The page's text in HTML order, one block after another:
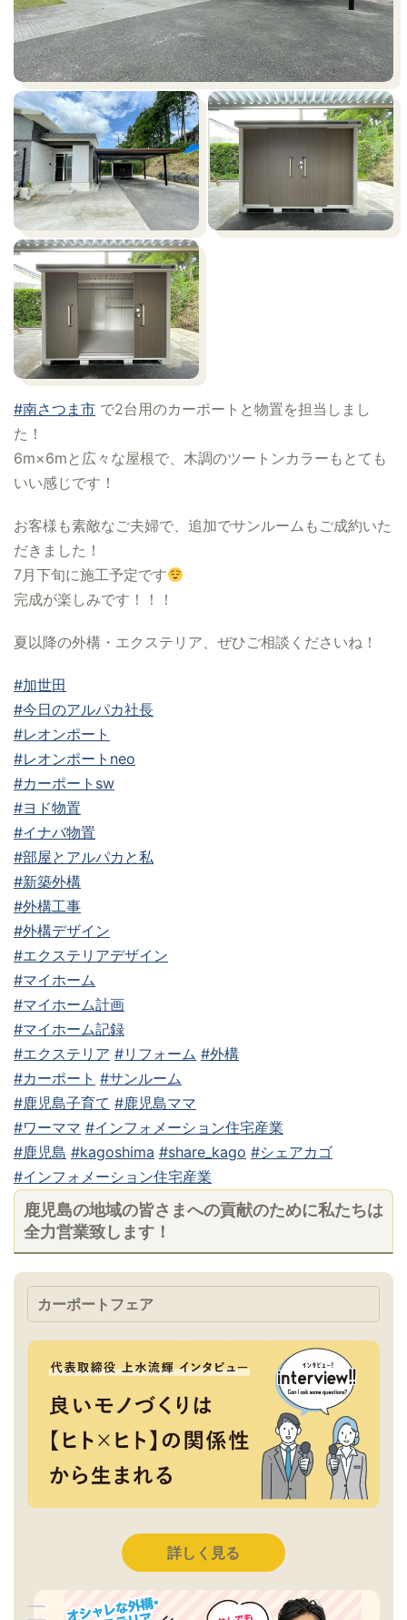
#南さつま市 で2台用のカーポートと物置を担当しまし
た！
6m×6mと広々な屋根で、木調のツートンカラーもとても
いい感じです！
お客様も素敵なご夫婦で、追加でサンルームもご成約いた
だきました！
7月下旬に施工予定です
完成が楽しみです！！！
夏以降の外構・エクステリア、ぜひご相談くださいね！
#加世田
#今日のアルパカ社長
#レオンポート
#レオンポートneo
#カーポートsw
#ヨド物置
#イナバ物置
#部屋とアルパカと私
#新築外構
#外構工事
#外構デザイン
#エクステリアデザイン
#マイホーム
#マイホーム計画
#マイホーム記録
#エクステリア #リフォーム #外構
#カーポート #サンルーム
#鹿児島子育て #鹿児島ママ
#ワーママ #インフォメーション住宅産業
#鹿児島 #kagoshima #share_kago #シェアカゴ
#インフォメーション住宅産業
鹿児島の地域の皆さまへの貢献のために私たちは
全力営業致します！
カーポートフェア
詳しく見る